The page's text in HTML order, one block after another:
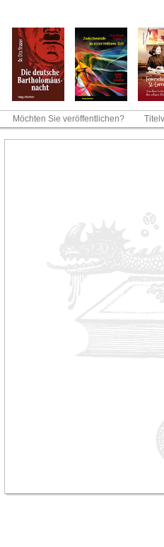
Möchten Sie veröffentlichen?